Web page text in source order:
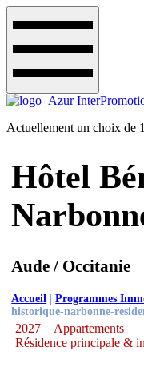
Actuellement un choix de
Hôtel
Aude / Occitanie
Accueil |Programmes
historique-narbonne-
2027
Appartements
Résidence principale &